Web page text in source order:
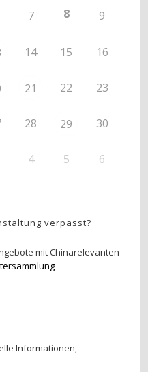
7 8 9
14 15 16
21 22 23
28 29 30
4 5 6
verpasst?
mit Chinarelevanten
Informationen,